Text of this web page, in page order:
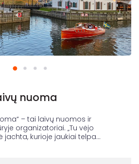
nuoma
– tai laivų nuomos ir
organizatoriai. „Tu vėjo
jachta, kurioje jaukiai telpa...